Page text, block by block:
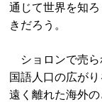
通じて世界を知
きだろう。
ショロンで売ら
国語人口の広が
遠く離れた海外